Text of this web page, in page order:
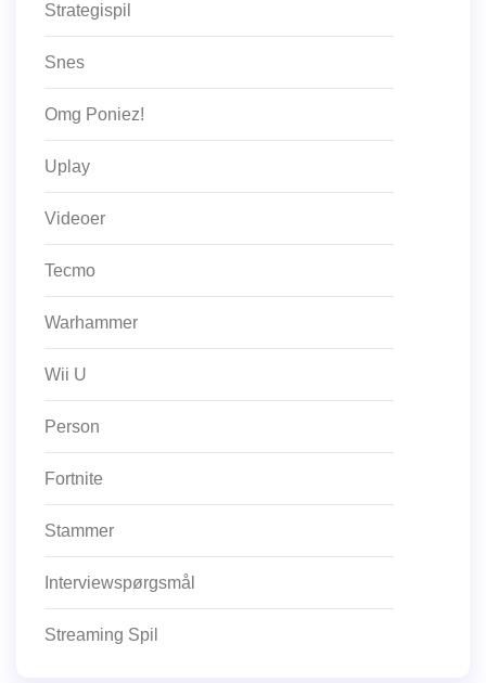
Strategispil
Snes
Omg Poniez!
Uplay
Videoer
Tecmo
Warhammer
Wii U
Person
Fortnite
Stammer
Interviewspørgsmål
Streaming Spil